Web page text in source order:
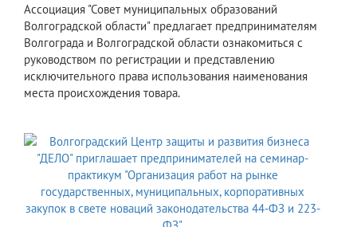
Ассоциация "Совет муниципальных образований
Волгоградской области" предлагает предпринимателям
Волгограда и Волгоградской области ознакомиться с
руководством по регистрации и представлению
исключительного права использования наименования
места происхождения товара.